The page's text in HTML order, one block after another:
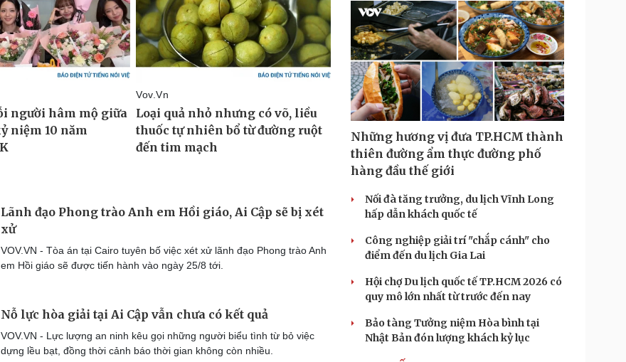
Lãnh đạo Phong trào Anh em Hồi giáo, Ai Cập sẽ bị xét
xử
VOV.VN - Tòa án tại Cairo tuyên bố việc xét xử lãnh đạo Phong trào Anh
em Hồi giáo sẽ được tiến hành vào ngày 25/8 tới.
Nỗ lực hòa giải tại Ai Cập vẫn chưa có kết quả
VOV.VN - Lực lượng an ninh kêu gọi những người biểu tình từ bỏ việc
dựng lều bạt, đồng thời cảnh báo thời gian không còn nhiều.
Những hương vị đưa TP.HCM thành
thiên đường ẩm thực đường phố
hàng đầu thế giới
Nối đà tăng trưởng, du lịch Vĩnh Long
hấp dẫn khách quốc tế
Công nghiệp giải trí "chắp cánh" cho
điểm đến du lịch Gia Lai
Hội chợ Du lịch quốc tế TP.HCM 2026 có
quy mô lớn nhất từ trước đến nay
Bảo tàng Tưởng niệm Hòa bình tại
Nhật Bản đón lượng khách kỷ lục